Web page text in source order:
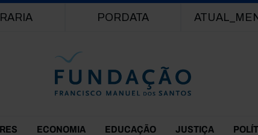
PORDATA
ECONOMIA EDUCAÇÃO JUSTIÇA